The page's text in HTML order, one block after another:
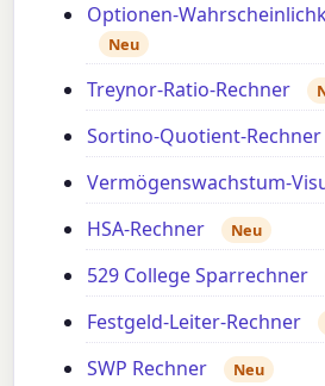
Optionen-
Neu
Treynor-Ratio-Rechner
Sortino-Quotient-Rechner
Vermögenswachstum-
HSA-Rechner Neu
529 College Sparrechner
Festgeld-Leiter-Rechner
SWP Rechner Neu